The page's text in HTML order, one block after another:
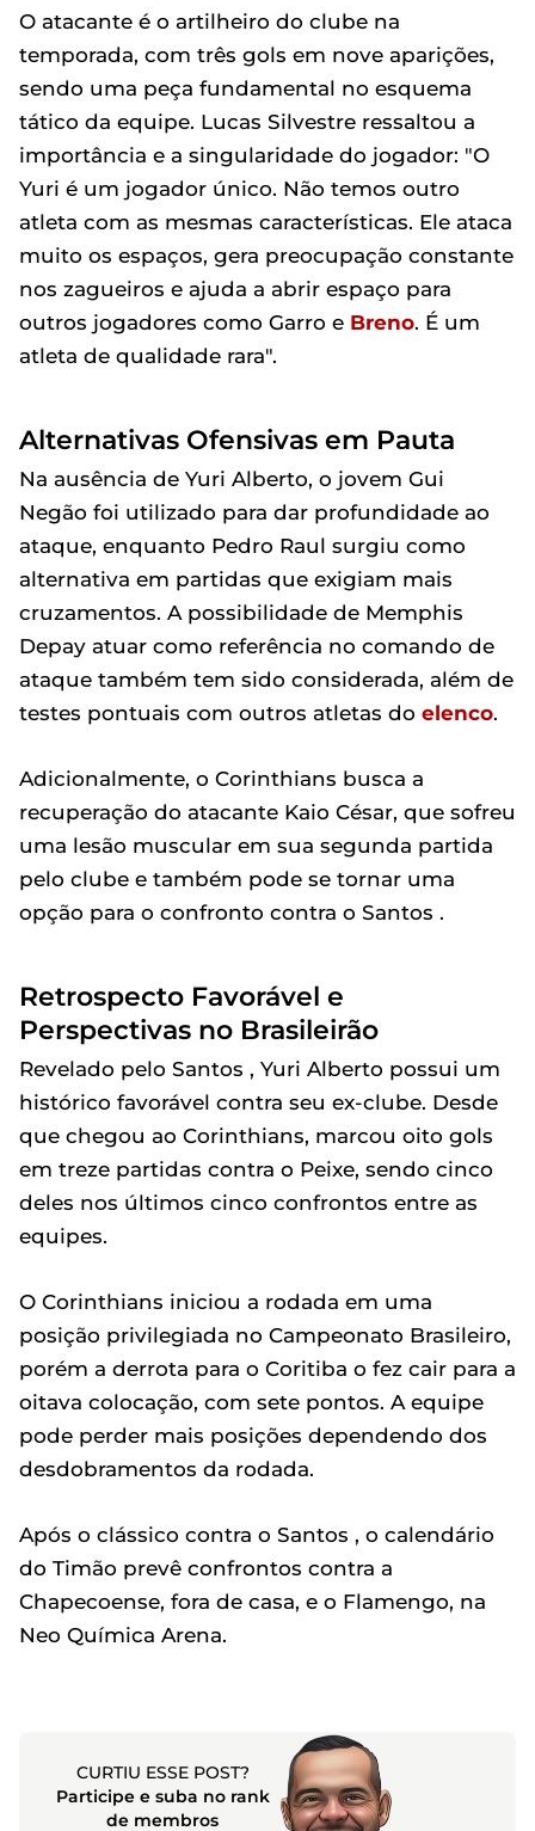
O atacante é o artilheiro do clube na
temporada, com três gols em nove aparições,
sendo uma peça fundamental no esquema
tático da equipe. Lucas Silvestre ressaltou a
importância e a singularidade do jogador: "O
Yuri é um jogador único. Não temos outro
atleta com as mesmas características. Ele ataca
muito os espaços, gera preocupação constante
nos zagueiros e ajuda a abrir espaço para
outros jogadores como Garro e Breno. É um
atleta de qualidade rara".
Alternativas Ofensivas em Pauta
Na ausência de Yuri Alberto, o jovem Gui
Negão foi utilizado para dar profundidade ao
ataque, enquanto Pedro Raul surgiu como
alternativa em partidas que exigiam mais
cruzamentos. A possibilidade de Memphis
Depay atuar como referência no comando de
ataque também tem sido considerada, além de
testes pontuais com outros atletas do elenco.
Adicionalmente, o Corinthians busca a
recuperação do atacante Kaio César, que sofreu
uma lesão muscular em sua segunda partida
pelo clube e também pode se tornar uma
opção para o confronto contra o Santos .
Retrospecto Favorável e
Perspectivas no Brasileirão
Revelado pelo Santos , Yuri Alberto possui um
histórico favorável contra seu ex-clube. Desde
que chegou ao Corinthians, marcou oito gols
em treze partidas contra o Peixe, sendo cinco
deles nos últimos cinco confrontos entre as
equipes.
O Corinthians iniciou a rodada em uma
posição privilegiada no Campeonato Brasileiro,
porém a derrota para o Coritiba o fez cair para a
oitava colocação, com sete pontos. A equipe
pode perder mais posições dependendo dos
desdobramentos da rodada.
Após o clássico contra o Santos , o calendário
do Timão prevê confrontos contra a
Chapecoense, fora de casa, e o Flamengo, na
Neo Química Arena.
CURTIU ESSE POST?
Participe e suba no rank
de membros